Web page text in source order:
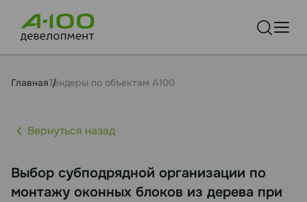
ГлавнаяТендеры по объектам А100
Вернуться назад
Выбор субподрядной организации по
монтажу оконных блоков из дерева при